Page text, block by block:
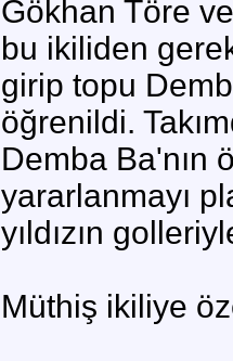
Gökhan Töre
bu ikiliden
girip topu
öğrenildi.
Demba Ba'nın
yararlanmayı
yıldızın
Müthiş ikiliye